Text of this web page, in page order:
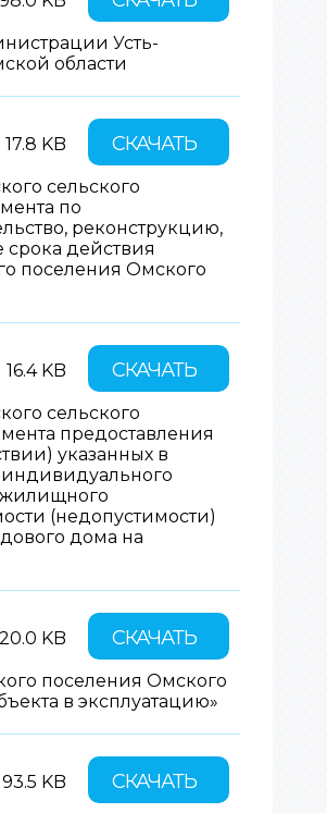
Усть-
области
17.8 KB СКАЧАТЬ
сельского
по
реконструкцию,
срока действия
поселения Омского
16.4 KB СКАЧАТЬ
сельского
предоставления
указанных в
жилищного
(недопустимости)
дома на
20.0 KB СКАЧАТЬ
поселения Омского
в эксплуатацию»
93.5 KB СКАЧАТЬ